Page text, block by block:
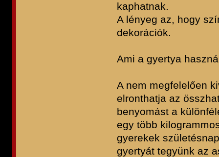
kaphatnak.
A lényeg az, hogy
dekorációk.
Ami a gyertya
A nem megfelelően
elronthatja az
benyomást a
egy több
gyerekek
gyertyát tegyünk az